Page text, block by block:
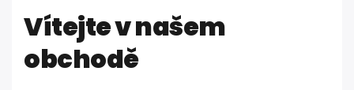
Vítejte v našem
obchodě